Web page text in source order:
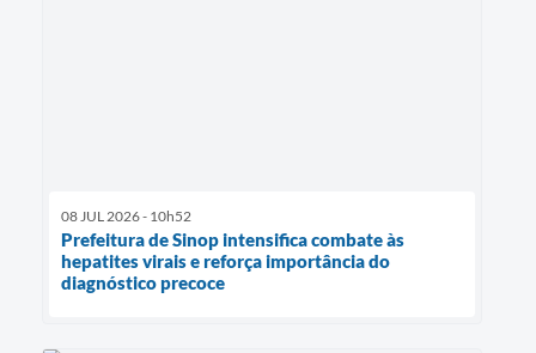
08 JUL 2026 - 10h52
Prefeitura de Sinop intensifica combate às
hepatites virais e reforça importância do
diagnóstico precoce